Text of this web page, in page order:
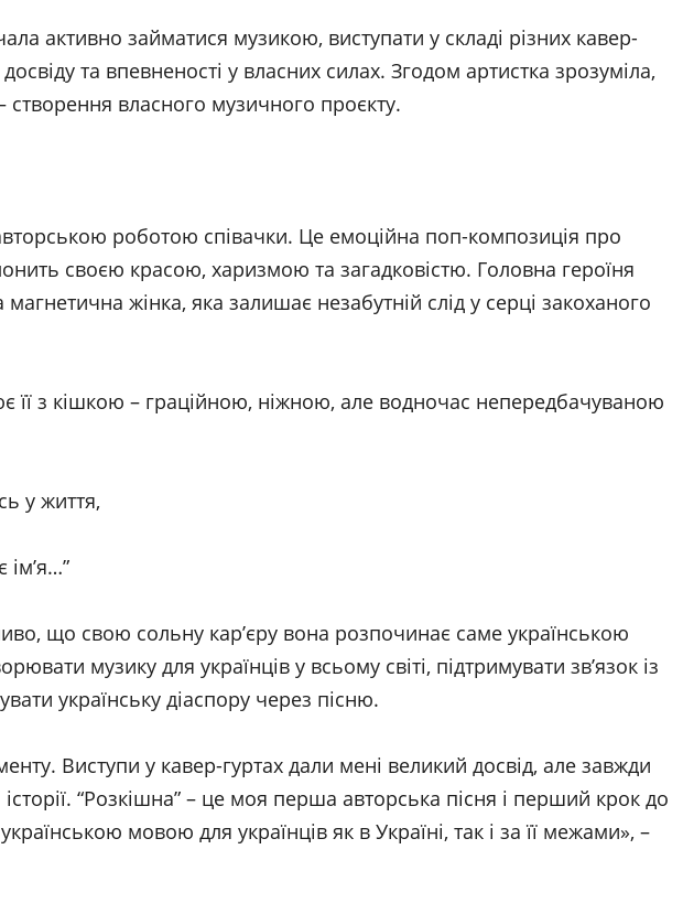
активно займатися музикою, виступати у складі різних кавер-
та впевненості у власних силах. Згодом артистка зрозуміла,
власного музичного проєкту.
роботою співачки. Це емоційна поп-композиція про
своєю красою, харизмою та загадковістю. Головна героїня
магнетична жінка, яка залишає незабутній слід у серці закоханого
її з кішкою – граційною, ніжною, але водночас непередбачуваною
у життя,
що свою сольну кар’єру вона розпочинає саме українською
музику для українців у всьому світі, підтримувати зв’язок із
українську діаспору через пісню.
Виступи у кавер-гуртах дали мені великий досвід, але завжди
історії. “Розкішна” – це моя перша авторська пісня і перший крок до
мовою для українців як в Україні, так і за її межами», –